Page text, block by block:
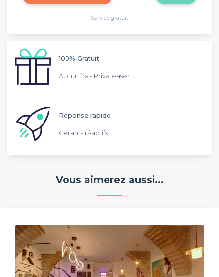
Service gratuit
100% Gratuit
Aucun frais Privateaser
Réponse rapide
Gérants réactifs
Vous aimerez aussi...